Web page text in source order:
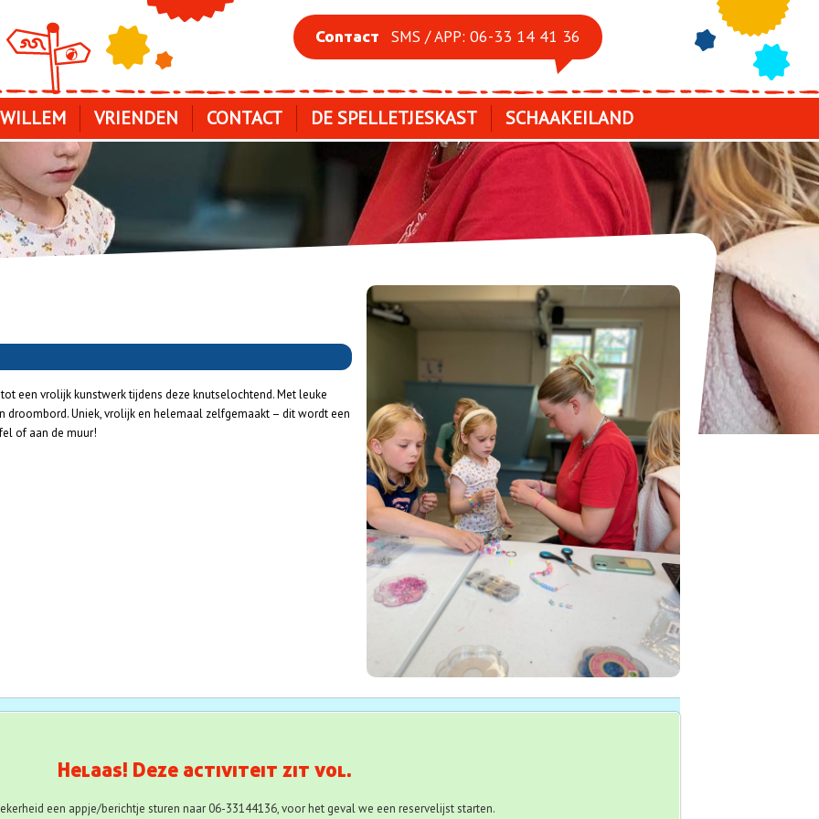
Contact SMS / APP: 06-33 14 41 36
VRIENDEN CONTACT DE SPELLETJESKAST SCHAAKEILAND
een vrolijk kunstwerk tijdens deze knutselochtend. Met leuke
droombord. Uniek, vrolijk en helemaal zelfgemaakt – dit wordt een
of aan de muur!
Helaas! Deze activiteit zit vol.
een appje/berichtje sturen naar 06-33144136, voor het geval we een reservelijst starten.